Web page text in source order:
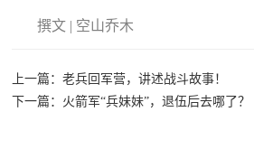
撰文 | 空山乔木
上一篇：老兵回军营，讲述战斗故事！
下一篇：火箭军“兵妹妹”，退伍后去哪了？